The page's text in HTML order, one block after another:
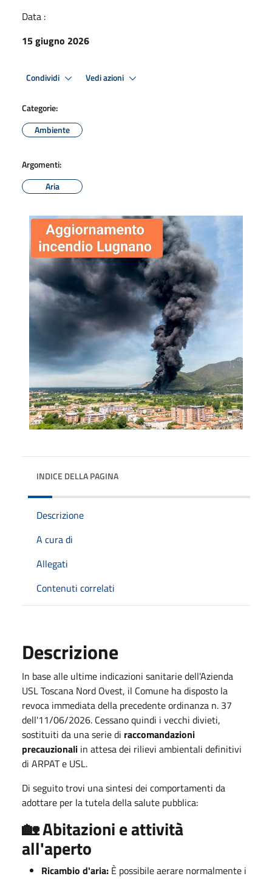
Data :
15 giugno 2026
Condividi Vedi azioni
Categorie:
Ambiente
Argomenti:
Aria
INDICE DELLA PAGINA
Descrizione
A cura di
Allegati
Contenuti correlati
Descrizione
In base alle ultime indicazioni sanitarie dell'Azienda
USL Toscana Nord Ovest, il Comune ha disposto la
revoca immediata della precedente ordinanza n. 37
dell'11/06/2026. Cessano quindi i vecchi divieti,
sostituiti da una serie di raccomandazioni
precauzionali in attesa dei rilievi ambientali definitivi
di ARPAT e USL.
Di seguito trovi una sintesi dei comportamenti da
adottare per la tutela della salute pubblica:
🏡 Abitazioni e attività
all'aperto
Ricambio d'aria: È possibile aerare normalmente i